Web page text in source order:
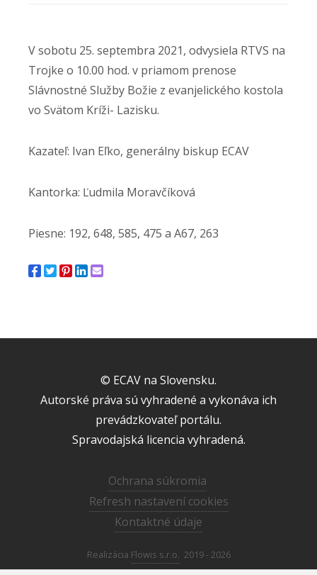
V sobotu 25. septembra 2021, odvysiela RTVS na
Trojke o 10.00 hod. v priamom prenose
Slávnostné Služby Božie z evanjelického kostola
vo Svätom Kríži- Lazisku.
Kazateľ: Ivan Eľko, generálny biskup ECAV
Kantorka: Ľudmila Moravčíková
Piesne: 192, 648, 585, 475 a A67, 263
© ECAV na Slovensku.
Autorské práva sú vyhradené a vykonáva ich
prevádzkovateľ portálu.
Spravodajská licencia vyhradená.
Ochrana súkromia
Refresh nastavení cookies
Kontaktné údaje
Realizácia Flowis s.r.o. 2019 - 2026